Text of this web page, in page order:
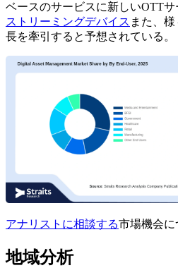
ベースのサービスに新しいOTTサ
ストリーミングデバイス また、
長を牽引すると予想されている。
アナリストに相談する市場機会に
地域分析